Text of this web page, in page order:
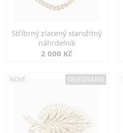
Stříbrný zlacený starožitný
náhrdelník
2 000 Kč
NOVÉ OBJEDNÁNO